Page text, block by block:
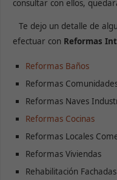
consultar con ellos,
Te dejo un detalle de
efectuar con Reformas
Reformas Baños
Reformas
Reformas Naves
Reformas Cocinas
Reformas Locales
Reformas Viviendas
Rehabilitación Fachadas